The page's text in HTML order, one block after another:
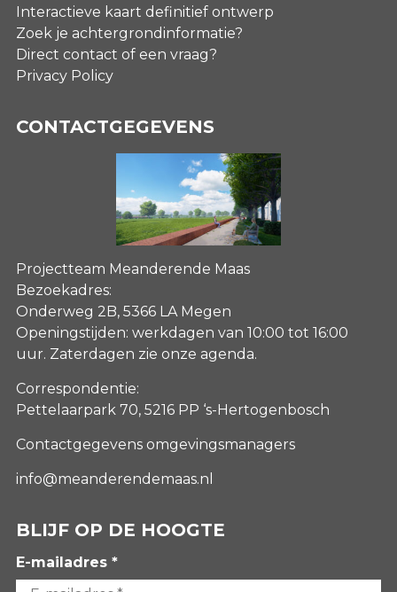
Interactieve kaart definitief ontwerp
Zoek je achtergrondinformatie?
Direct contact of een vraag?
Privacy Policy
CONTACTGEGEVENS
Projectteam Meanderende Maas
Bezoekadres:
Onderweg 2B, 5366 LA Megen
Openingstijden: werkdagen van 10:00 tot 16:00
uur. Zaterdagen zie onze agenda.
Correspondentie:
Pettelaarpark 70, 5216 PP ‘s-Hertogenbosch
Contactgegevens omgevingsmanagers
info@meanderendemaas.nl
BLIJF OP DE HOOGTE
E-mailadres *